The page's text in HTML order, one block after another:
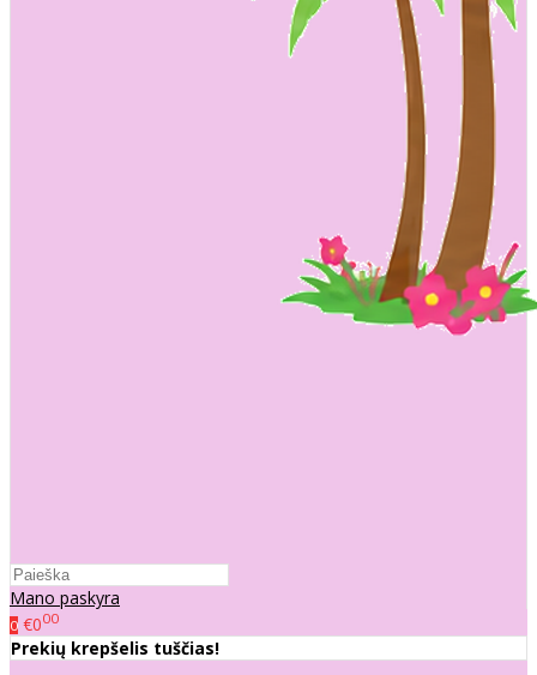
Mano paskyra
0 €000
Prekių krepšelis tuščias!